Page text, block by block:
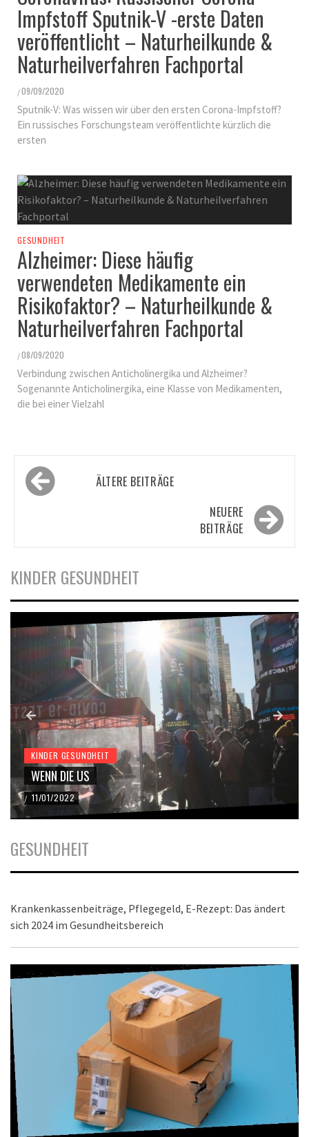
Impfstoff Sputnik-V -erste Daten
veröffentlicht – Naturheilkunde &
Naturheilverfahren Fachportal
/09/09/2020
Sputnik-V: Was wissen wir über den ersten Corona-Impfstoff?
Ein russisches Forschungsteam veröffentlichte kürzlich die
ersten
GESUNDHEIT
Alzheimer: Diese häufig
verwendeten Medikamente ein
Risikofaktor? – Naturheilkunde &
Naturheilverfahren Fachportal
/08/09/2020
Verbindung zwischen Anticholinergika und Alzheimer?
Sogenannte Anticholinergika, eine Klasse von Medikamenten,
die bei einer Vielzahl
Beitragsnavigation
ÄLTERE BEITRÄGE
NEUERE
BEITRÄGE
KINDER GESUNDHEIT
KINDER GESUNDHEIT
WENN DIE US
/ 11/01/2022
GESUNDHEIT
Krankenkassenbeiträge, Pflegegeld, E-Rezept: Das ändert
sich 2024 im Gesundheitsbereich